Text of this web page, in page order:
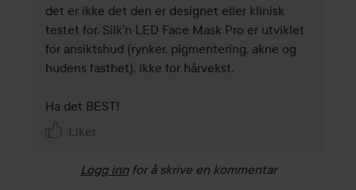
det er ikke det den er designet eller klinisk
testet for. Silk'n LED Face Mask Pro er utviklet
for ansiktshud (rynker, pigmentering, akne og
hudens fasthet), ikke for hårvekst.
Ha det BEST!
Liker
Logg inn for å skrive en kommentar